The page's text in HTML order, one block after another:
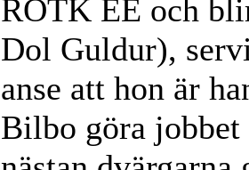
ROTK EE och
Dol Guldur),
anse att hon är
Bilbo göra